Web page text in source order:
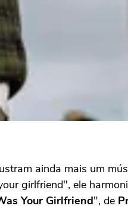
ainda mais um
girlfriend", ele
Your Girlfriend", de